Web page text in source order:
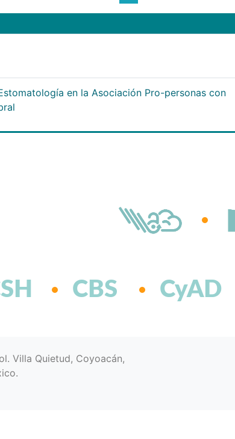
en la Asociación Pro-personas con
CBS CyAD
Villa Quietud, Coyoacán,